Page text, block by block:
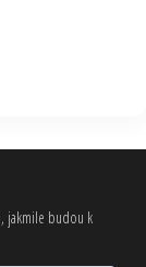
jakmile budou k